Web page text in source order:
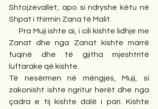
Shtojzevallet, apo si ndryshe këtu në
Shpat i thirrnin Zana të Malit.
Pra Muji ishte ai, i cili kishte lidhje me
Zanat dhe nga Zanat kishte marrë
fuqinë dhe të gjitha mjeshtritë
luftarake që kishte.
Të nesërmen në mëngjes, Muji, si
zakonisht ishte ngritur herët dhe nga
çadra e tij kishte dalë i pari. Kishte